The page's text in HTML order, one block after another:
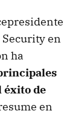
en
ha
éxito de
en